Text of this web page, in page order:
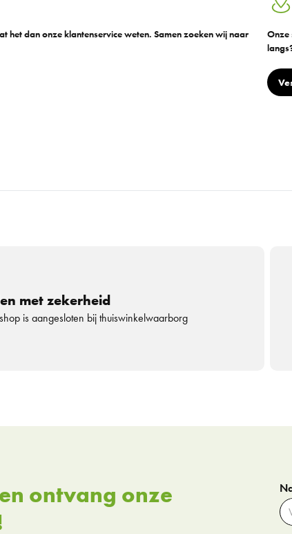
het dan onze klantenservice weten. Samen zoeken wij naar
Onze
met zekerheid
is aangesloten bij thuiswinkelwaarborg
ontvang onze